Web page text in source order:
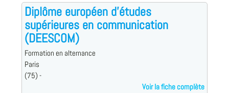
Diplôme européen d'études
supérieures en communication
(DEESCOM)
Formation en alternance
Paris
(75) -
Voir la fiche complète